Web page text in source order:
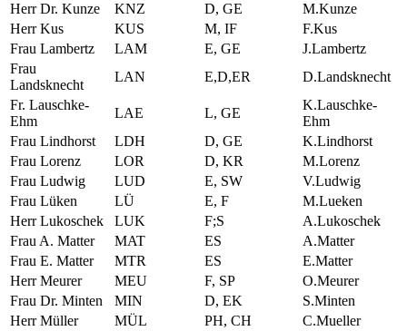
Herr Dr. Kunze
KNZ D, GE
M.Kunze
Herr Kus
KUS M, IF
F.Kus
Frau Lambertz
LAM E, GE
J.Lambertz
Frau
Landsknecht
LAN E,D,ER
D.Landsknecht
Fr. Lauschke-
Ehm
LAE L, GE
K.Lauschke-
Ehm
Frau Lindhorst
LDH D, GE
K.Lindhorst
Frau Lorenz
LOR D, KR
M.Lorenz
Frau Ludwig
LUD E, SW
V.Ludwig
Frau Lüken
LÜ E, F
M.Lueken
Herr Lukoschek
LUK F;S
A.Lukoschek
Frau A. Matter
MAT ES
A.Matter
Frau E. Matter
MTR ES
E.Matter
Herr Meurer
MEU F, SP
O.Meurer
Frau Dr. Minten
MIN D, EK
S.Minten
Herr Müller
MÜL PH, CH
C.Mueller